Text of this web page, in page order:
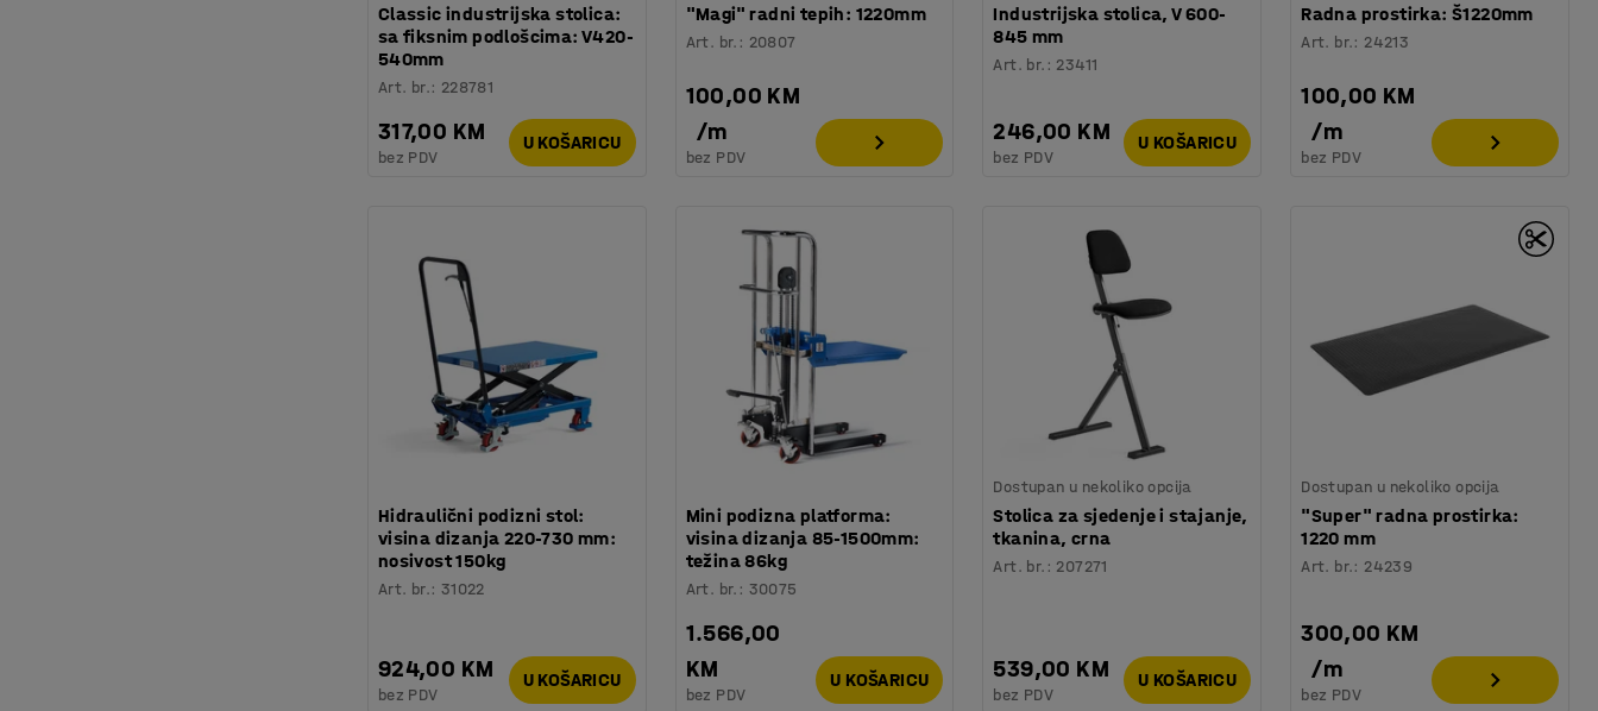
Classic industrijska stolica:
sa fiksnim podlošcima: V420-
540mm
Art. br.: 228781
317,00 KM
bez PDV
U KOŠARICU
"Magi" radni tepih: 1220mm
Art. br. : 20807
100,00 KM
/m
bez PDV
Industrijska stolica, V 600-
845 mm
Art. br. : 23411
246,00 KM
bez PDV
U KOŠARICU
Radna prostirka: Š1220mm
Art. br.: 24213
100,00 KM
/m
bez PDV
Hidraulični podizni stol:
visina dizanja 220-730 mm:
nosivost 150kg
Art. br.: 31022
924,00 KM
bez PDV
U KOŠARICU
Mini podizna platforma:
visina dizanja 85-1500mm:
težina 86kg
Art. br. : 30075
1.566,00
KM
bez PDV
U KOŠARICU
Dostupan u nekoliko opcija
Stolica za sjedenje i stajanje,
tkanina, crna
Art. br. : 207271
539,00 KM
bez PDV
U KOŠARICU
Dostupan u nekoliko opcija
"Super" radna prostirka:
1220 mm
Art. br.: 24239
300,00 KM
/m
bez PDV